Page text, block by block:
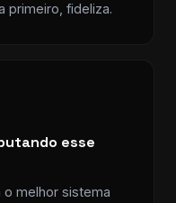
primeiro, fideliza.
esse
o melhor sistema